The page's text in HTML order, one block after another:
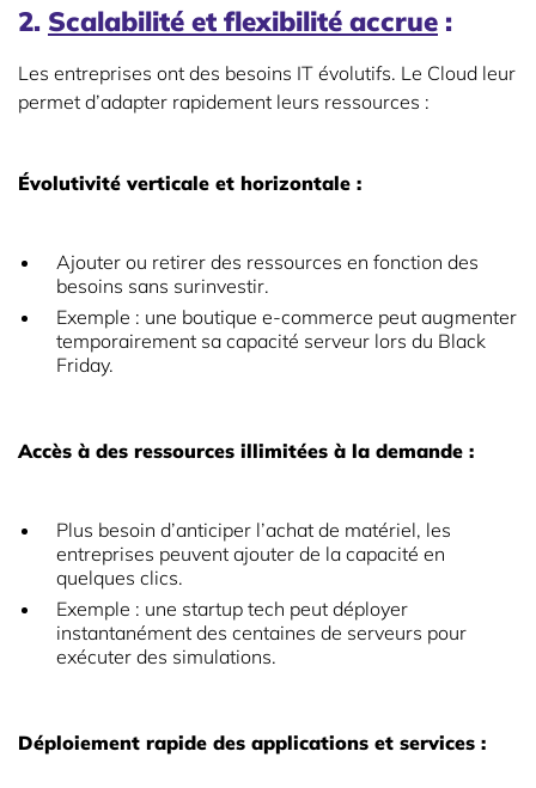
2. Scalabilité et flexibilité accrue :
Les entreprises ont des besoins IT évolutifs. Le Cloud leur
permet d’adapter rapidement leurs ressources :
Évolutivité verticale et horizontale :
Ajouter ou retirer des ressources en fonction des
besoins sans surinvestir.
Exemple : une boutique e-commerce peut augmenter
temporairement sa capacité serveur lors du Black
Friday.
Accès à des ressources illimitées à la demande :
Plus besoin d’anticiper l’achat de matériel, les
entreprises peuvent ajouter de la capacité en
quelques clics.
Exemple : une startup tech peut déployer
instantanément des centaines de serveurs pour
exécuter des simulations.
Déploiement rapide des applications et services :